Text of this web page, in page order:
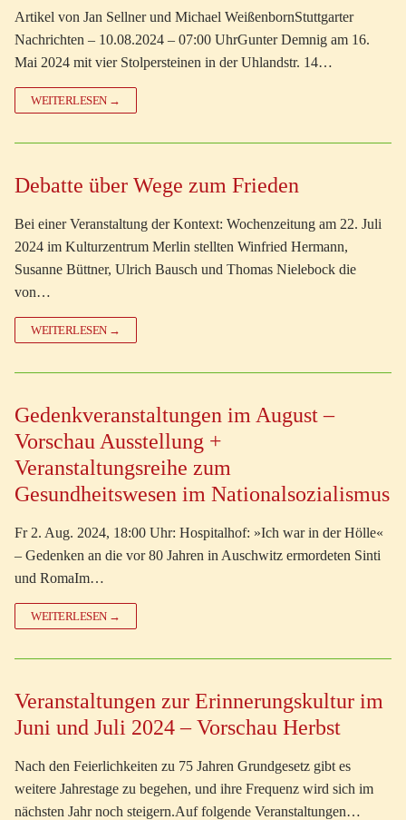
Artikel von Jan Sellner und Michael WeißenbornStuttgarter
Nachrichten – 10.08.2024 – 07:00 UhrGunter Demnig am 16.
Mai 2024 mit vier Stolpersteinen in der Uhlandstr. 14…
WEITERLESEN →
Debatte über Wege zum Frieden
Bei einer Veranstaltung der Kontext: Wochenzeitung am 22. Juli
2024 im Kulturzentrum Merlin stellten Winfried Hermann,
Susanne Büttner, Ulrich Bausch und Thomas Nielebock die
von…
WEITERLESEN →
Gedenkveranstaltungen im August –
Vorschau Ausstellung +
Veranstaltungsreihe zum
Gesundheitswesen im Nationalsozialismus
Fr 2. Aug. 2024, 18:00 Uhr: Hospitalhof: »Ich war in der Hölle«
– Gedenken an die vor 80 Jahren in Auschwitz ermordeten Sinti
und RomaIm…
WEITERLESEN →
Veranstaltungen zur Erinnerungskultur im
Juni und Juli 2024 – Vorschau Herbst
Nach den Feierlichkeiten zu 75 Jahren Grundgesetz gibt es
weitere Jahrestage zu begehen, und ihre Frequenz wird sich im
nächsten Jahr noch steigern.Auf folgende Veranstaltungen…